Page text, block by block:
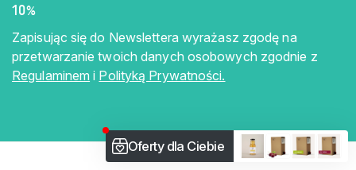
10%
Zapisując się do Newslettera wyrażasz zgodę na
przetwarzanie twoich danych osobowych zgodnie z
Regulaminem i Polityką Prywatności.